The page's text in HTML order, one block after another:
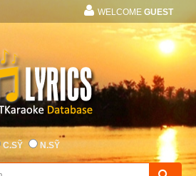
WELCOME GUEST
C.SỸ N.SỸ